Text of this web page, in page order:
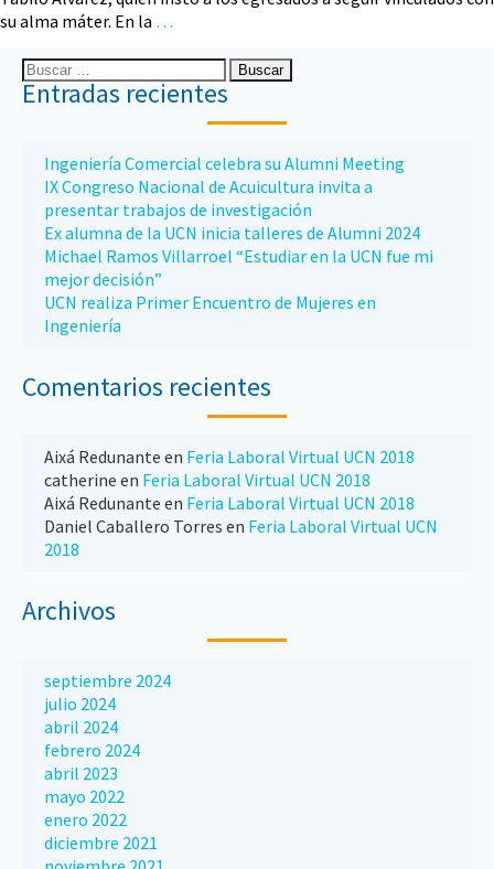
su alma máter. En la …
Entradas recientes
Ingeniería Comercial celebra su Alumni Meeting
IX Congreso Nacional de Acuicultura invita a
presentar trabajos de investigación
Ex alumna de la UCN inicia talleres de Alumni 2024
Michael Ramos Villarroel “Estudiar en la UCN fue mi
mejor decisión”
UCN realiza Primer Encuentro de Mujeres en
Ingeniería
Comentarios recientes
Aixá Redunante en Feria Laboral Virtual UCN 2018
catherine en Feria Laboral Virtual UCN 2018
Aixá Redunante en Feria Laboral Virtual UCN 2018
Daniel Caballero Torres en Feria Laboral Virtual UCN
2018
Archivos
septiembre 2024
julio 2024
abril 2024
febrero 2024
abril 2023
mayo 2022
enero 2022
diciembre 2021